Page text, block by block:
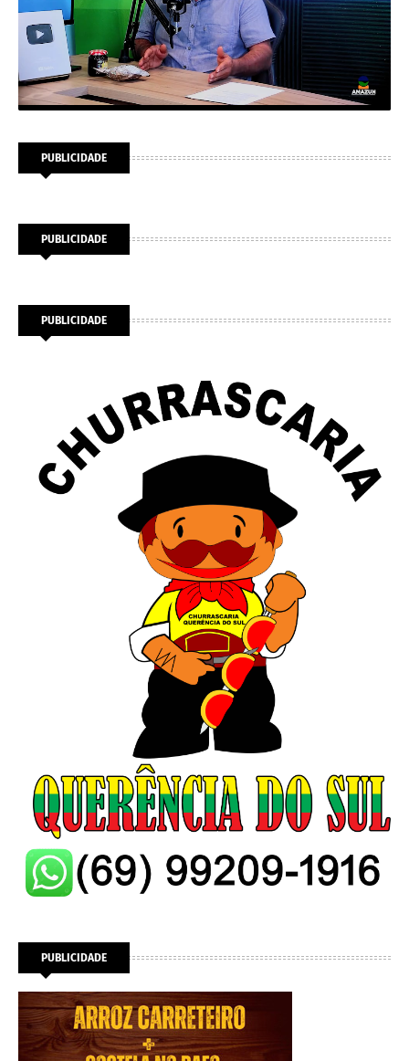
PUBLICIDADE
PUBLICIDADE
PUBLICIDADE
PUBLICIDADE